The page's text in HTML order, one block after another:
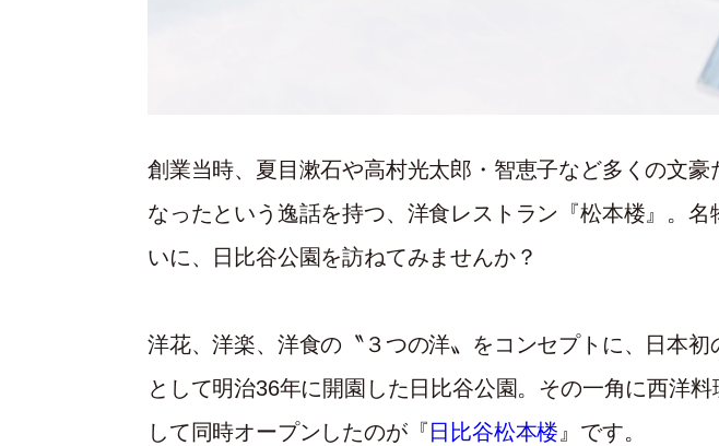
創業当時、夏目漱石や高村光太郎・智恵子など多くの文豪
なったという逸話を持つ、洋食レストラン『松本楼』。名
いに、日比谷公園を訪ねてみませんか？
洋花、洋楽、洋食の〝３つの洋〟をコンセプトに、日本初
として明治36年に開園した日比谷公園。その一角に西洋料
して同時オープンしたのが『 日比谷松本楼 』です。